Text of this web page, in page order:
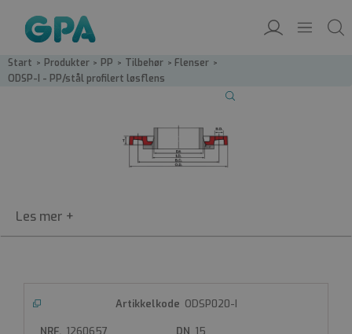
Start / Produkter / PP / Tilbehør / Flenser /
ODSP-I - PP/stål profilert løsflens
ODSP-I
ODSP020-I
1260657
15